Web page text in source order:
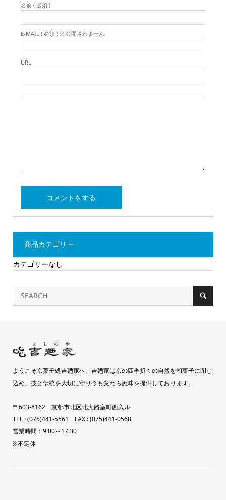
名前 ( 必須 )
E-MAIL ( 必須 ) ※ 公開されません
URL
商品カテゴリー
カテゴリーなし
ようこそ京菓子処吉廼家へ。吉廼家は京の四季折々の自然を和菓子に閉じ
込め、技と伝統を大切に守り今も変わらぬ味を提供しております。
〒603-8162 京都市北区北大路室町西入ル
TEL : (075)441-5561 FAX : (075)441-0568
営業時間：9:00～17:30
※不定休